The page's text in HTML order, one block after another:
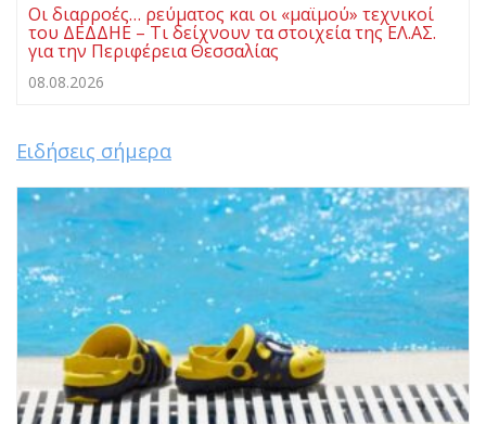
Οι διαρροές… ρεύματος και οι «μαϊμού» τεχνικοί
του ΔΕΔΔΗΕ – Τι δείχνουν τα στοιχεία της ΕΛ.ΑΣ.
για την Περιφέρεια Θεσσαλίας
08.08.2026
Ειδήσεις σήμερα